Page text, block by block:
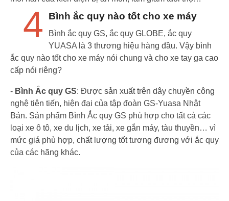
4 Bình ắc quy nào tốt cho xe máy
Bình ắc quy GS, ắc quy GLOBE, ắc quy
YUASA là 3 thương hiệu hàng đầu. Vậy bình
ắc quy nào tốt cho xe máy nói chung và cho xe tay ga cao
cấp nói riêng?
- Bình Ắc quy GS: Được sản xuất trên dây chuyền công
nghệ tiên tiến, hiện đại của tập đoàn GS-Yuasa Nhật
Bản. Sản phẩm Bình Ắc quy GS phù hợp cho tất cả các
loại xe ô tô, xe du lịch, xe tải, xe gắn máy, tàu thuyền… vì
mức giá phù hợp, chất lượng tốt tương đương với ắc quy
của các hãng khác.